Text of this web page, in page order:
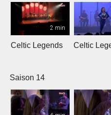
2 min
Celtic Legends Celtic
Saison 14